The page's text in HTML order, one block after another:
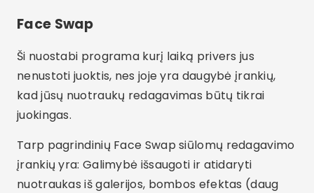
Face Swap
Ši nuostabi programa kurį laiką privers jus
nenustoti juoktis, nes joje yra daugybė įrankių,
kad jūsų nuotraukų redagavimas būtų tikrai
juokingas.
Tarp pagrindinių Face Swap siūlomų redagavimo
įrankių yra: Galimybė išsaugoti ir atidaryti
nuotraukas iš galerijos, bombos efektas (daug